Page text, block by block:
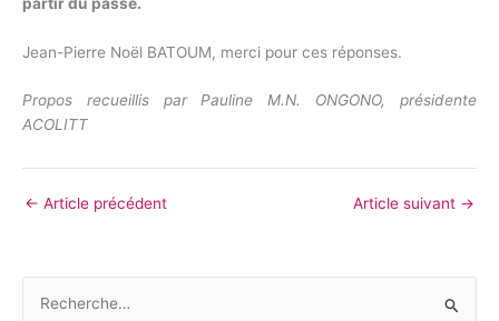
Jean-Pierre Noël BATOUM, merci pour ces réponses.
Propos recueillis par Pauline M.N. ONGONO, présidente
ACOLITT
← Article précédent Article suivant →